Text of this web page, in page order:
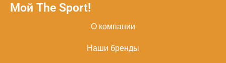
Мой The Sport!
О компании
Наши бренды